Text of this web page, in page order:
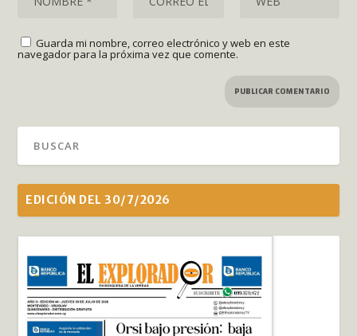
Guarda mi nombre, correo electrónico y web en este
navegador para la próxima vez que comente.
EDICIÓN DEL 30/7/2026